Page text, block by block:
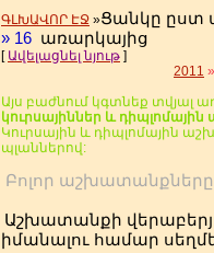
ԳԼԽԱՎՈՐ ԷՋ »Ցանկը ըստ
» 16 առարկայից
[ Ավելացնել նյութ ]
2011 »
Այս բաժնում կգտնեք տվյալ
կուրսայիններ և
Կուրսային և դիպլոմային
պլաններով:
Բոլոր
Աշխատանքի
իմանալու համար